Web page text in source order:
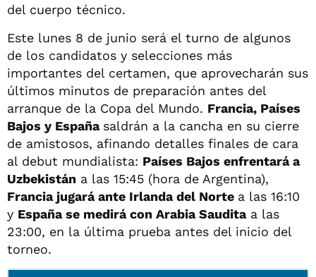
del cuerpo técnico.
Este lunes 8 de junio será el turno de algunos
de los candidatos y selecciones más
importantes del certamen, que aprovecharán sus
últimos minutos de preparación antes del
arranque de la Copa del Mundo. Francia, Países
Bajos y España saldrán a la cancha en su cierre
de amistosos, afinando detalles finales de cara
al debut mundialista: Países Bajos enfrentará a
Uzbekistán a las 15:45 (hora de Argentina),
Francia jugará ante Irlanda del Norte a las 16:10
y España se medirá con Arabia Sauditaa las
23:00, en la última prueba antes del inicio del
torneo.